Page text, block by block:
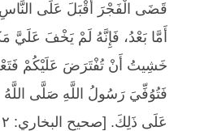
قَضَى الْفَجْرَ أَقْبَلَ عَلَى
أَمَّا بَعْدُ، فَإِنَّهُ لَمْ يَخْفَ عَلَيَّ
خَشِيتُ أَنْ تُفْتَرَضَ عَلَيْكُمْ
فَتُوُفِّيَ رَسُولُ اللَّهِ صَلَّى اللَّهُ